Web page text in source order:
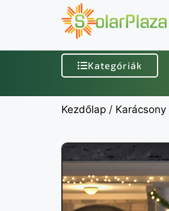
Kategóriák
Kezdőlap / Karácsony